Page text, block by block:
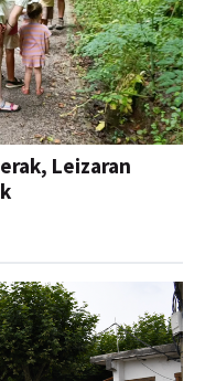
Leizaran